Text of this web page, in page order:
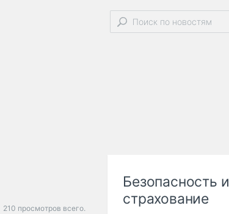
210 просмотров всего.
Безопасность и
страхование